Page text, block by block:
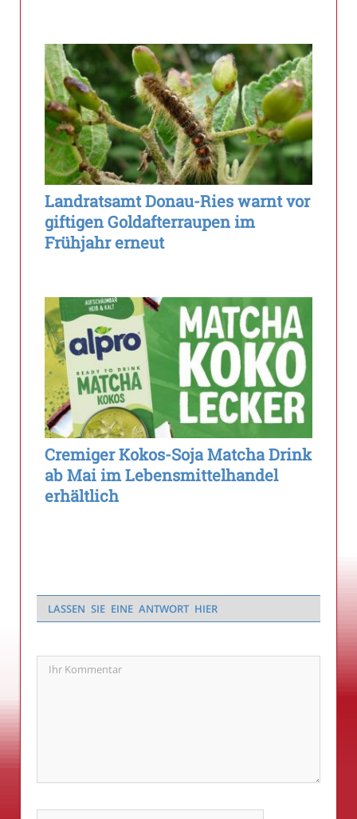
Landratsamt Donau-Ries warnt vor
giftigen Goldafterraupen im
Frühjahr erneut
Cremiger Kokos-Soja Matcha Drink
ab Mai im Lebensmittelhandel
erhältlich
LASSEN SIE EINE ANTWORT HIER